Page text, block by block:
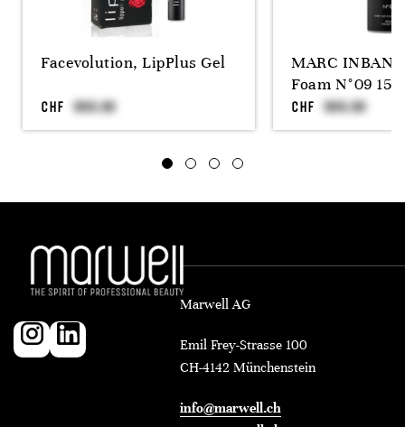
Facevolution, LipPlus Gel
CHF
MARC
Foam N°09
CHF
Marwell AG
Emil Frey-Strasse 100
CH-4142 Münchenstein
info@marwell.ch